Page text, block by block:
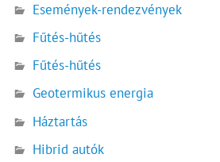
Események-rendezvények
Fűtés-hűtés
Fűtés-hűtés
Geotermikus energia
Háztartás
Hibrid autók